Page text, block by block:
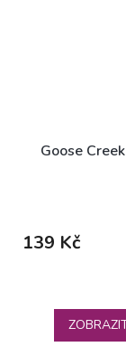
Goose
139 Kč